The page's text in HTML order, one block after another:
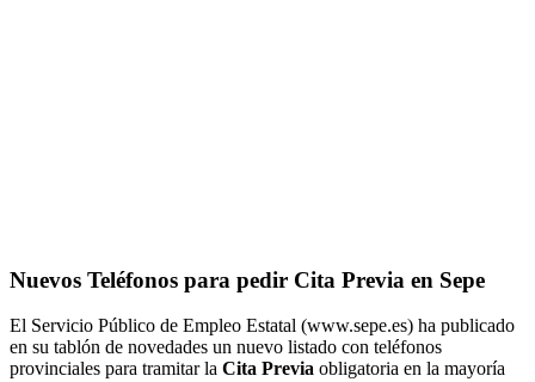
Nuevos Teléfonos para pedir Cita Previa en Sepe
El Servicio Público de Empleo Estatal (www.sepe.es) ha publicado
en su tablón de novedades un nuevo listado con teléfonos
provinciales para tramitar la Cita Previa obligatoria en la mayoría